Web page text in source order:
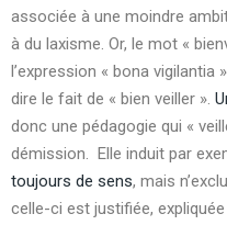
associée à une moindre
à du laxisme. Or, le mot «
l’expression « bona vigilantia
dire le fait de « bien veiller ».
donc une pédagogie qui «
démission. Elle induit par
toujours de sens, mais
celle-ci est justifiée,